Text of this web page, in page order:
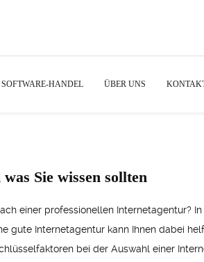
SOFTWARE-HANDEL ÜBER UNS
Sie wissen sollten
einer professionellen Internetagentur?
gute Internetagentur kann Ihnen dabei
bei der Auswahl einer